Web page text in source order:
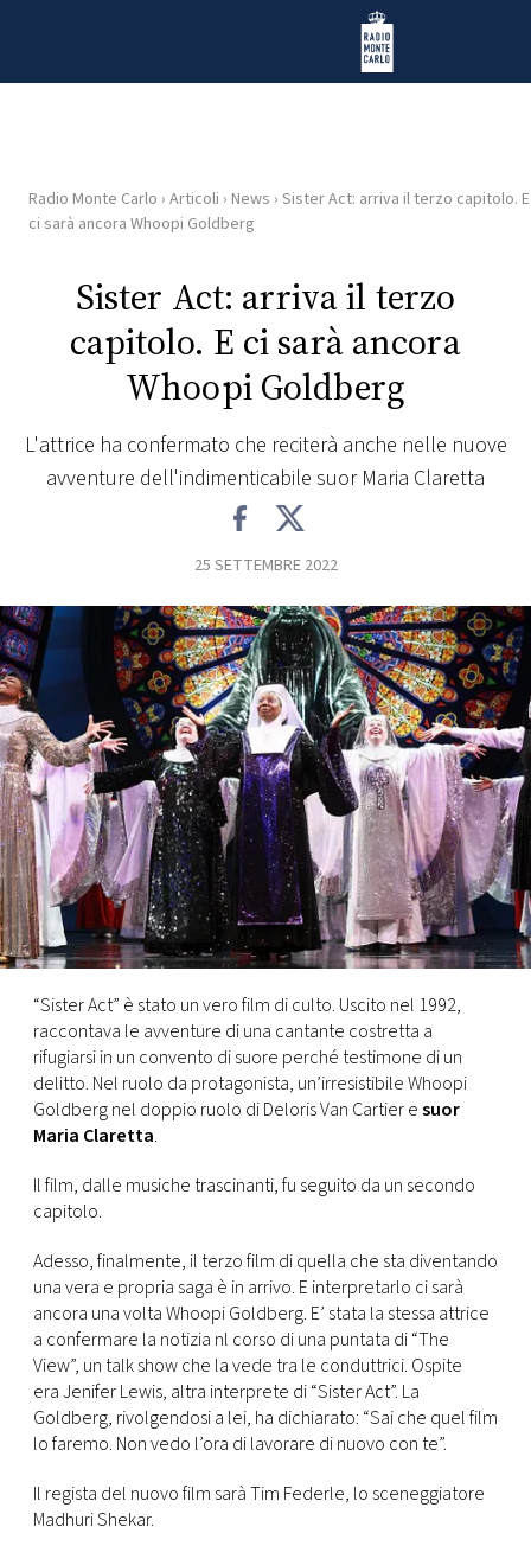
Radio Monte Carlo
HOME
RADIO
WEB
RADIO
PLAYLIST
CONCORSI
EVENTI
VIDEO
TV
PRINCIPATO
DI
MONACO
RMC
CONSIGLIA
Radio Monte Carlo › Articoli › News › Sister Act: arriva il terzo capitolo. E
ci sarà ancora Whoopi Goldberg
Sister Act: arriva il terzo
capitolo. E ci sarà ancora
Whoopi Goldberg
L'attrice ha confermato che reciterà anche nelle nuove
avventure dell'indimenticabile suor Maria Claretta
25 SETTEMBRE 2022
“Sister Act” è stato un vero film di culto. Uscito nel 1992,
raccontava le avventure di una cantante costretta a
rifugiarsi in un convento di suore perché testimone di un
delitto. Nel ruolo da protagonista, un’irresistibile Whoopi
Goldberg nel doppio ruolo di Deloris Van Cartier esuor
Maria Claretta.
Il film, dalle musiche trascinanti, fu seguito da un secondo
capitolo.
Adesso, finalmente, il terzo film di quella che sta diventando
una vera e propria saga è in arrivo. E interpretarlo ci sarà
ancora una volta Whoopi Goldberg. E’ stata la stessa attrice
a confermare la notizia nl corso di una puntata di “The
View”, un talk show che la vede tra le conduttrici. Ospite
era Jenifer Lewis, altra interprete di “Sister Act”. La
Goldberg, rivolgendosi a lei, ha dichiarato: “Sai che quel film
lo faremo. Non vedo l’ora di lavorare di nuovo con te”.
Il regista del nuovo film sarà Tim Federle, lo sceneggiatore
Madhuri Shekar.